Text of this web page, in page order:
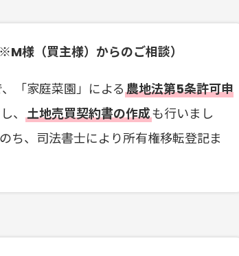
様（買主様）からのご相談）
「家庭菜園」による農地法第5条許可申
、土地売買契約書の作成も行いまし
ち、司法書士により所有権移転登記ま